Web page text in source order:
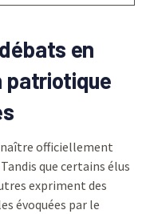
en
patriotique
officiellement
que certains élus
expriment des
évoquées par le